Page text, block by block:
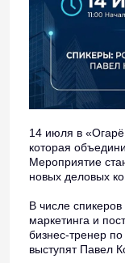
14 июля в
которая
Мероприятие
новых деловых
В числе
маркетинга и
бизнес-тренер
выступят Павел